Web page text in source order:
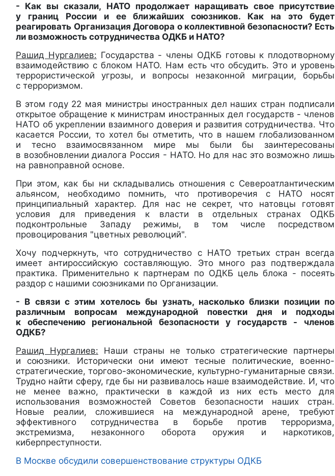
- Как вы сказали, НАТО продолжает наращивать свое присутствие
у границ России и ее ближайших союзников. Как на это будет
реагировать Организация Договора о коллективной безопасности? Есть
ли возможность сотрудничества ОДКБ и НАТО?
Рашид Нургалиев: Государства - члены ОДКБ готовы к плодотворному
взаимодействию с блоком НАТО. Нам есть что обсудить. Это и уровень
террористической угрозы, и вопросы незаконной миграции, борьбы
с терроризмом.
В этом году 22 мая министры иностранных дел наших стран подписали
открытое обращение к министрам иностранных дел государств - членов
НАТО об укреплении взаимного доверия и развития сотрудничества. Что
касается России, то хотел бы отметить, что в нашем глобализованном
и тесно взаимосвязанном мире мы были бы заинтересованы
в возобновлении диалога Россия - НАТО. Но для нас это возможно лишь
на равноправной основе.
При этом, как бы ни складывались отношения с Североатлантическим
альянсом, необходимо помнить, что противоречия с НАТО носят
принципиальный характер. Для нас не секрет, что натовцы готовят
условия для приведения к власти в отдельных странах ОДКБ
подконтрольные Западу режимы, в том числе посредством
провоцирования "цветных революций".
Хочу подчеркнуть, что сотрудничество с НАТО третьих стран всегда
имеет антироссийскую составляющую. Это много раз подтверждала
практика. Применительно к партнерам по ОДКБ цель блока - посеять
раздор с нашими союзниками по Организации.
- В связи с этим хотелось бы узнать, насколько близки позиции по
различным вопросам международной повестки дня и подходы
к обеспечению региональной безопасности у государств - членов
ОДКБ?
Рашид Нургалиев: Наши страны не только стратегические партнеры
и союзники. Исторически они имеют тесные политические, военно-
стратегические, торгово-экономические, культурно-гуманитарные связи.
Трудно найти сферу, где бы ни развивалось наше взаимодействие. И, что
не менее важно, практически в каждой из них есть место для
использования возможностей Советов безопасности наших стран.
Новые реалии, сложившиеся на международной арене, требуют
эффективного сотрудничества в борьбе против терроризма,
экстремизма, незаконного оборота оружия и наркотиков,
киберпреступности.
В Москве обсудили совершенствование структуры ОДКБ